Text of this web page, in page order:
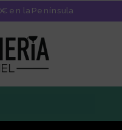
en la Península